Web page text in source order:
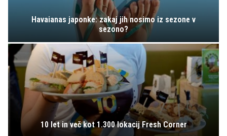
Havaianas japonke: zakaj jih nosimo iz sezone v
sezono?
10 let in več kot 1.300 lokacij Fresh Corner